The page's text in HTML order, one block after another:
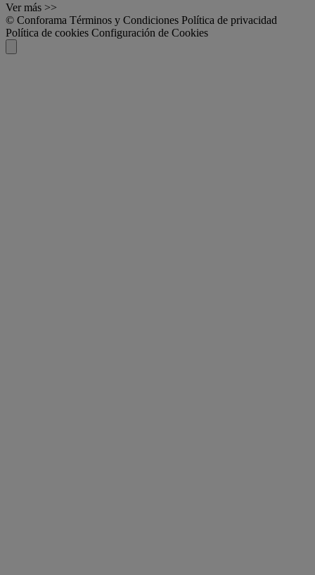
Ver más >>
© Conforama Términos y Condiciones Política de privacidad
Política de cookies Configuración de Cookies